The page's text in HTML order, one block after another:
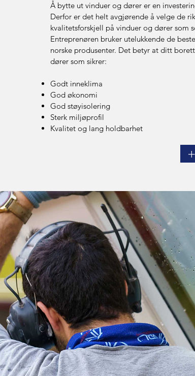
Å bytte ut vinduer og dører er en
Derfor er det helt avgjørende å velge de
kvalitetsforskjell på vinduer og dører som
Entreprenøren bruker utelukkende de
norske produsenter. Det betyr at ditt
dører som sikrer:
Godt inneklima
God økonomi
God støyisolering
Sterk miljøprofil
Kvalitet og lang holdbarhet
+